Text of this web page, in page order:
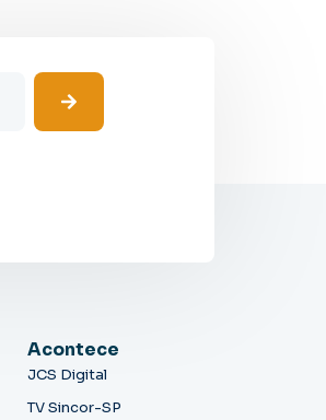
Acontece
JCS Digital
TV Sincor-SP